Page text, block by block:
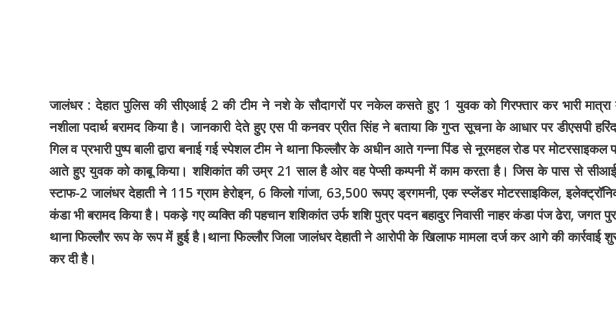
जालंधर : देहात पुलिस की सीएआई 2 की टीम ने नशे के सौदागरों पर नकेल कसते हुए 1 युवक को गिरफ्तार कर भारी मात्रा
नशीला पदार्थ बरामद किया है। जानकारी देते हुए एस पी कनवर प्रीत सिंह ने बताया कि गुप्त सूचना के आधार पर डीएसपी
गिल व प्रभारी पुष्प बाली द्वारा बनाई गई स्पेशल टीम ने थाना फिल्लौर के अधीन आते गन्ना पिंड से नूरमहल रोड पर मोटरसाइकल
आते हुए युवक को काबू किया। शशिकांत की उम्र 21 साल है ओर वह पेप्सी कम्पनी में काम करता है। जिस के पास से
स्टाफ-2 जालंधर देहाती ने 115 ग्राम हेरोइन, 6 किलो गांजा, 63,500 रूपए ड्रगमनी, एक स्प्लेंडर मोटरसाइकिल,
कंडा भी बरामद किया है। पकड़े गए व्यक्ति की पहचान शशिकांत उर्फ ​​शशि पुत्र पदन बहादुर निवासी नाहर कंडा पंज ढेरा, जगत
थाना फिल्लौर रूप के रूप में हुई है।थाना फिल्लौर जिला जालंधर देहाती ने आरोपी के खिलाफ मामला दर्ज कर आगे की कार्रवाई
कर दी है।